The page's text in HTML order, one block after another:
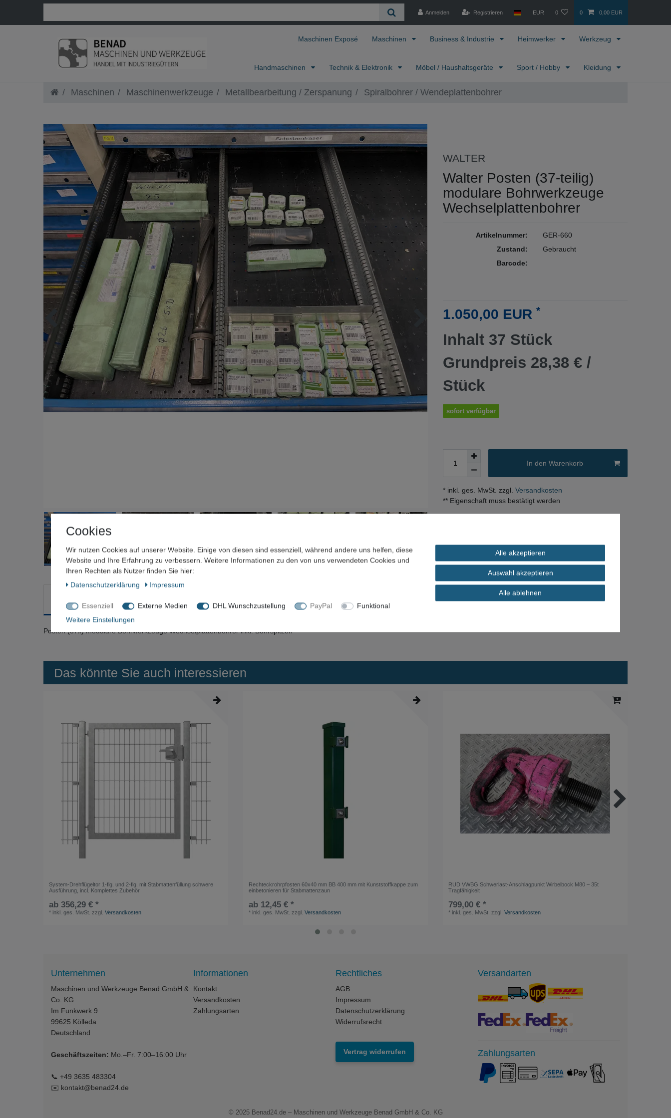
Anmelden Registrieren EUR 0 0 0,00 EUR
Maschinen Exposé Maschinen Business & Industrie Heimwerker Werkzeug
Handmaschinen Technik & Elektronik Möbel / Haushaltsgeräte Sport / Hobby Kleidung
Maschinen Maschinenwerkzeuge Metallbearbeitung / Zerspanung Spiralbohrer / Wendeplattenbohrer
Posten (37x) modulare Bohrwerkzeuge Wechselplattenbohrer inkl. Bohrspitzen
WALTER
Walter Posten (37-teilig)
modulare Bohrwerkzeuge
Wechselplattenbohrer
Artikelnummer:
Zustand:
Barcode:
GER-660
Gebraucht
1.050,00 EUR *
Inhalt 37 Stück
Grundpreis 28,38 € /
Stück
sofort verfügbar
In den Warenkorb
* inkl. ges. MwSt. zzgl. Versandkosten
** Eigenschaft muss bestätigt werden
Das könnte Sie auch interessieren
System-Drehflügeltor 1-flg. und 2-flg. mit Stabmattenfüllung schwere
Ausführung, incl. Komplettes Zubehör
ab 356,29 € *
* inkl. ges. MwSt. zzgl.Versandkosten
Rechteckrohrpfosten 60x40 mm BB 400 mm mit Kunststoffkappe zum
einbetonieren für Stabmattenzaun
ab 12,45 € *
* inkl. ges. MwSt. zzgl.Versandkosten
RUD VWBG Schwerlast-Anschlagpunkt Wirbelbock M80 – 35t
Tragfähigkeit
799,00 € *
* inkl. ges. MwSt. zzgl.Versandkosten
Unternehmen
Maschinen und Werkzeuge Benad GmbH &
Co. KG
Im Funkwerk 9
99625 Kölleda
Deutschland
Geschäftszeiten: Mo.–Fr. 7:00–16:00 Uhr
📞 +49 3635 483304
✉️ kontakt@benad24.de
Informationen
Kontakt
Versandkosten
Zahlungsarten
Rechtliches
AGB
Impressum
Datenschutzerklärung
Widerrufsrecht
Vertrag widerrufen
Versandarten
Zahlungsarten
© 2025 Benad24.de – Maschinen und Werkzeuge Benad GmbH & Co. KG
Cookies
Wir nutzen Cookies auf unserer Website. Einige von diesen sind essenziell, während andere uns helfen, diese
Website und Ihre Erfahrung zu verbessern. Weitere Informationen zu den von uns verwendeten Cookies und
Ihren Rechten als Nutzer finden Sie hier:
Daten­schutz­erklärung
Impressum
Essenziell Externe Medien DHL Wunschzustellung PayPal
Funktional
Weitere Einstellungen
Alle akzeptieren
Auswahl akzeptieren
Alle ablehnen